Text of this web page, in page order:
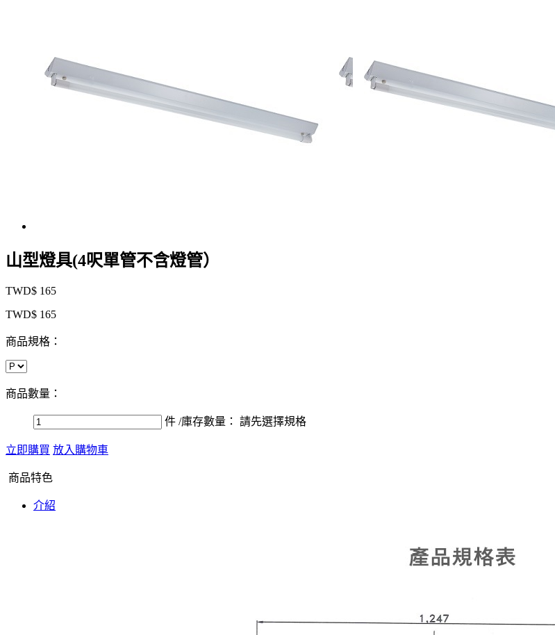
山型燈具(4呎單管不含燈管）
TWD$ 165
TWD$ 165
商品規格：
商品數量：
件 /庫存數量： 請先選擇規格
立即購買 放入購物車
商品特色
介紹